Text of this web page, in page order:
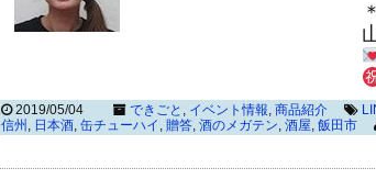
2019/05/04 できごと , イベント情報, 商品紹介
信州 , 日本酒, 缶チューハイ , 贈答, 酒のメガテン, 酒屋, 飯田市